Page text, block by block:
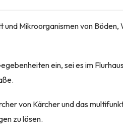
Mikroorganismen von Böden,
ein, sei es im
von Kärcher und das
zu lösen.